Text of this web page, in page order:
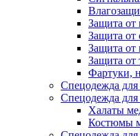
Защита
Защита от
Защита от
Защита от
Фартуки,
Спецодежда
Спецодежда
Халаты
Костюмы